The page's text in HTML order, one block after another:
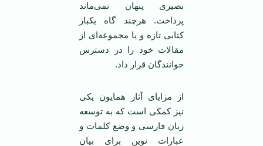
بصيری پنهان نمی‌ماند
پرداخت. هرچند گاه يکبار
کتابی تازه و يا مجموعه‌ای از
مقالات خود را در دسترس
خوانندگان قرار داد.
از مزايای آثار همايون يکی
نيز کمکی است که به توسعه
زبان فارسی و وضع کلمات و
عبارات نوين برای بيان